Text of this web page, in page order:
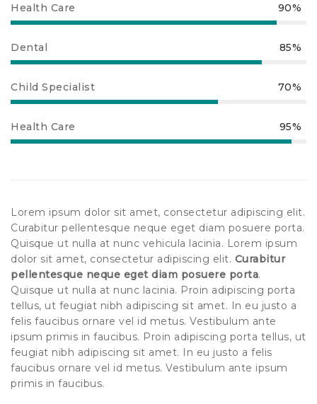
Health Care 90%
Dental 85%
Child Specialist 70%
Health Care 95%
Lorem ipsum dolor sit amet, consectetur adipiscing elit.
Curabitur pellentesque neque eget diam posuere porta.
Quisque ut nulla at nunc vehicula lacinia. Lorem ipsum
dolor sit amet, consectetur adipiscing elit. Curabitur
pellentesque neque eget diam posuere porta.
Quisque ut nulla at nunc lacinia. Proin adipiscing porta
tellus, ut feugiat nibh adipiscing sit amet. In eu justo a
felis faucibus ornare vel id metus. Vestibulum ante
ipsum primis in faucibus. Proin adipiscing porta tellus, ut
feugiat nibh adipiscing sit amet. In eu justo a felis
faucibus ornare vel id metus. Vestibulum ante ipsum
primis in faucibus.